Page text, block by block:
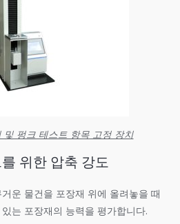
및 펑크 테스트 항목 고정 장치
위한 압축 강도
운 물건을 포장재 위에 올려놓을 때
는 포장재의 능력을 평가합니다.